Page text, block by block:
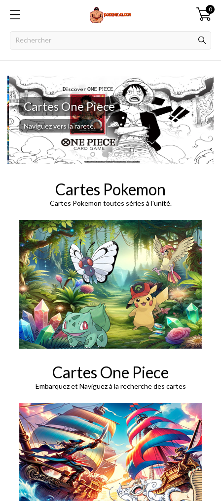
0
Cartes One Piece
Naviguez vers la rareté.
Cartes Pokemon
Cartes Pokemon toutes séries à l'unité.
Cartes One Piece
Embarquez et Naviguez à la recherche des cartes